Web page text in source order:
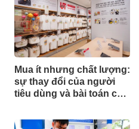
Mua ít nhưng chất lượng:
sự thay đổi của người
tiêu dùng và bài toán cho